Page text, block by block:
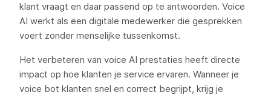
klant vraagt en daar passend op te antwoorden. Voice
AI werkt als een digitale medewerker die gesprekken
voert zonder menselijke tussenkomst.
Het verbeteren van voice AI prestaties heeft directe
impact op hoe klanten je service ervaren. Wanneer je
voice bot klanten snel en correct begrijpt, krijg je